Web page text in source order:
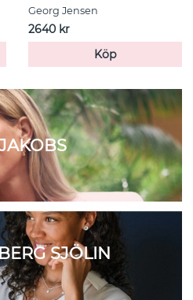
Georg Jensen
2640 kr
Köp
SJÖLIN